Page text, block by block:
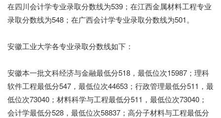
在四川会计学专业录取分数线为539；在江西金属材料工程专业
录取分数线为548；在广西会计学专业录取分数线为501。
安徽工业大学各专业录取分数线如下：
安徽本一批文科经济与金融最低分518，最低位次15987；理科
软件工程最低分547，最低位次44653；行政管理最低分511，最
低位次73040；材料科学与工程最低分511，最低位次73040；
会计学最低分528，最低位次58837；高分子材料与工程最低分